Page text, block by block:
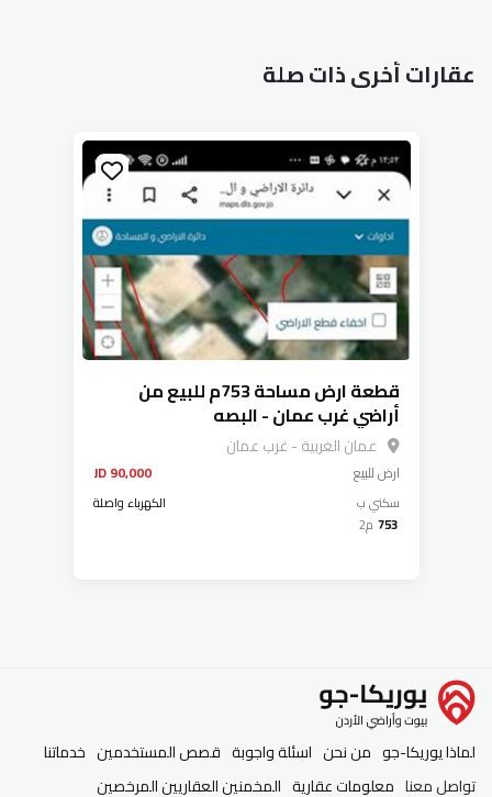
عقارات أخرى ذات صلة
قطعة ارض مساحة 753م للبيع من
أراضي غرب عمان - البصه
عمان الغربية - غرب عمان
ارضللبيع 90,000 JD
سكني ب
الكهرباء واصلة
753 م2
لماذا يوريكا-جو من نحن اسئلة واجوبة قصص المستخدمين خدماتنا
تواصل معنا معلومات عقارية المخمنين العقاريين المرخصين